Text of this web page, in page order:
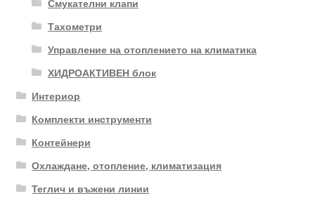
Тахометри
Управление на отоплението на климатика
ХИДРОАКТИВЕН блок
Интериор
Комплекти инструменти
Контейнери
Охлаждане, отопление, климатизация
Теглич и въжени линии